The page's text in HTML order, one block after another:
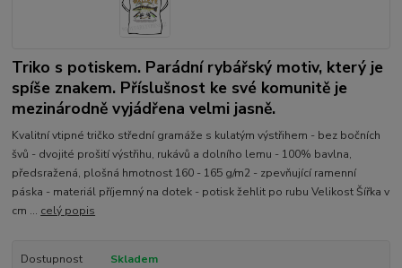
Triko s potiskem. Parádní rybářský motiv, který je
spíše znakem. Příslušnost ke své komunitě je
mezinárodně vyjádřena velmi jasně.
Kvalitní vtipné tričko střední gramáže s kulatým výstřihem - bez bočních
švů - dvojité prošití výstřihu, rukávů a dolního lemu - 100% bavlna,
předsražená, plošná hmotnost 160 - 165 g/m2 - zpevňující ramenní
páska - materiál příjemný na dotek - potisk žehlit po rubu Velikost Šířka v
cm ... celý popis
Dostupnost
Skladem